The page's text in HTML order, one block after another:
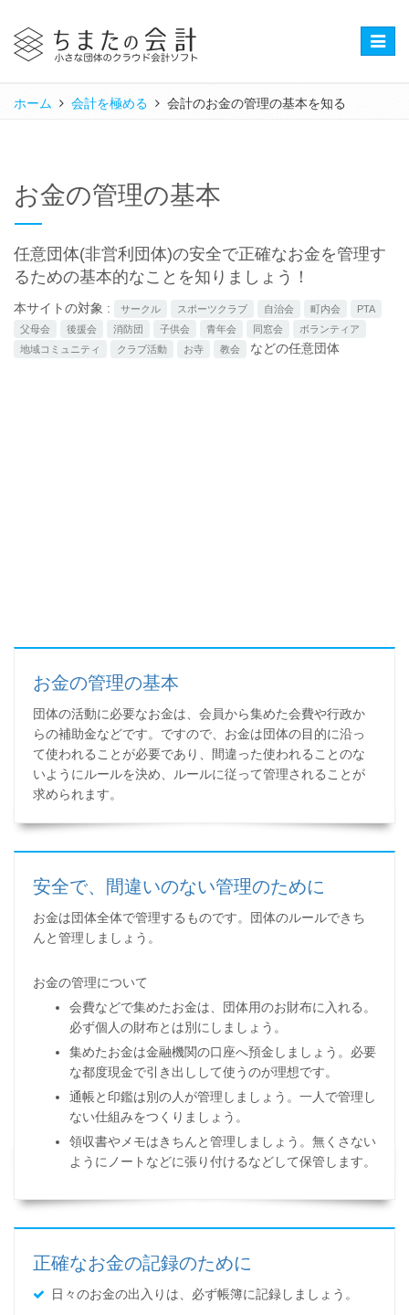
Toggle
ホーム 会計を極める 会計のお金の管理の基本を知る
お金の管理の基本
任意団体(非営利団体)の安全で正確なお金を管理す
るための基本的なことを知りましょう！
本サイトの対象 : サークル スポーツクラブ 自治会 町内会
PTA
父母会
後援会 消防団 子供会 青年会 同窓会
ボランティア
地域コミュニティ
クラブ活動 お寺 教会 などの任意団体
お金の管理の基本
団体の活動に必要なお金は、会員から集めた会費や行政か
らの補助金などです。ですので、お金は団体の目的に沿っ
て使われることが必要であり、間違った使われることのな
いようにルールを決め、ルールに従って管理されることが
求められます。
安全で、間違いのない管理のために
お金は団体全体で管理するものです。団体のルールできち
んと管理しましょう。
お金の管理について
会費などで集めたお金は、団体用のお財布に入れる。
必ず個人の財布とは別にしましょう。
集めたお金は金融機関の口座へ預金しましょう。必要
な都度現金で引き出しして使うのが理想です。
通帳と印鑑は別の人が管理しましょう。一人で管理し
ない仕組みをつくりましょう。
領収書やメモはきちんと管理しましょう。無くさない
ようにノートなどに張り付けるなどして保管します。
正確なお金の記録のために
日々のお金の出入りは、必ず帳簿に記録しましょう。